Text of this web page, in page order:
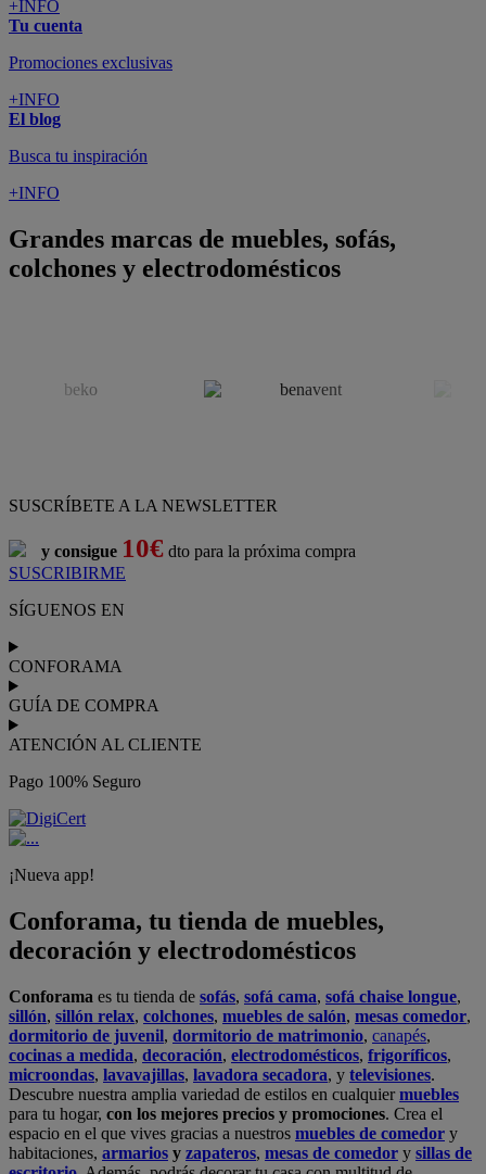
+INFO
Tu cuenta
Promociones exclusivas
+INFO
El blog
Busca tu inspiración
+INFO
Grandes marcas de muebles, sofás,
colchones y electrodomésticos
SUSCRÍBETE A LA NEWSLETTER
y consigue 10€ dto para la próxima compra
SUSCRIBIRME
SÍGUENOS EN
CONFORAMA
GUÍA DE COMPRA
ATENCIÓN AL CLIENTE
Pago 100% Seguro
¡Nueva app!
Conforama, tu tienda de muebles,
decoración y electrodomésticos
Conforama es tu tienda de sofás, sofá cama, sofá chaise longue,
sillón, sillón relax, colchones, muebles de salón, mesas comedor,
dormitorio de juvenil, dormitorio de matrimonio, canapés,
cocinas a medida, decoración, electrodomésticos, frigoríficos,
microondas, lavavajillas, lavadora secadora, y televisiones.
Descubre nuestra amplia variedad de estilos en cualquiermuebles
para tu hogar, con los mejores precios y promociones. Crea el
espacio en el que vives gracias a nuestros muebles de comedor y
habitaciones, armarios y zapateros, mesas de comedor y sillas de